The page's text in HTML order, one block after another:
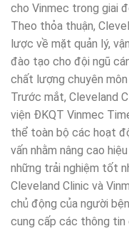
cho Vinmec trong giai
Theo thỏa thuận,
lược về mặt quản lý,
đào tạo cho đội ngũ
chất lượng chuyên môn
Trước mắt, Cleveland
viện ĐKQT Vinmec
thể toàn bộ các hoạt
vấn nhằm nâng cao
những trải nghiệm tốt
Cleveland Clinic và
chủ động của người
cung cấp các thông